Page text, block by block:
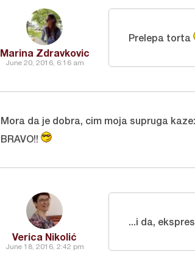
Marina Zdravkovic
June 20, 2016, 6:16 am
Prelepa torta
Mora da je dobra, cim moja supruga
BRAVO!!
Verica Nikolić
June 18, 2016, 2:42 pm
...i da,